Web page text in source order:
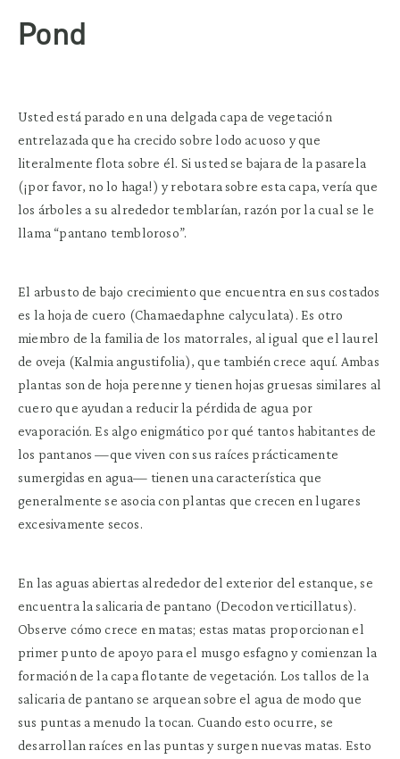
Pond
Usted está parado en una delgada capa de vegetación
entrelazada que ha crecido sobre lodo acuoso y que
literalmente flota sobre él. Si usted se bajara de la pasarela
(¡por favor, no lo haga!) y rebotara sobre esta capa, vería que
los árboles a su alrededor temblarían, razón por la cual se le
llama “pantano tembloroso”.
El arbusto de bajo crecimiento que encuentra en sus costados
es la hoja de cuero (Chamaedaphne calyculata). Es otro
miembro de la familia de los matorrales, al igual que el laurel
de oveja (Kalmia angustifolia), que también crece aquí. Ambas
plantas son de hoja perenne y tienen hojas gruesas similares al
cuero que ayudan a reducir la pérdida de agua por
evaporación. Es algo enigmático por qué tantos habitantes de
los pantanos —que viven con sus raíces prácticamente
sumergidas en agua— tienen una característica que
generalmente se asocia con plantas que crecen en lugares
excesivamente secos.
En las aguas abiertas alrededor del exterior del estanque, se
encuentra la salicaria de pantano (Decodon verticillatus).
Observe cómo crece en matas; estas matas proporcionan el
primer punto de apoyo para el musgo esfagno y comienzan la
formación de la capa flotante de vegetación. Los tallos de la
salicaria de pantano se arquean sobre el agua de modo que
sus puntas a menudo la tocan. Cuando esto ocurre, se
desarrollan raíces en las puntas y surgen nuevas matas. Esto